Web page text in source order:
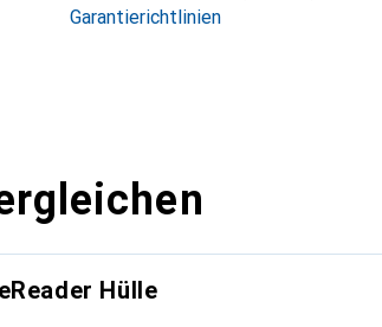
Garantierichtlinien
Hülle